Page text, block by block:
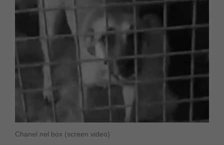
Chanel nel box (screen video)